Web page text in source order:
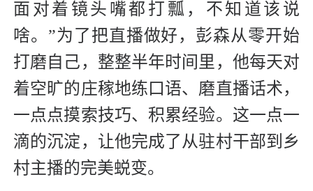
面对着镜头嘴都打瓢，不知道该说
啥。”为了把直播做好，彭森从零开始
打磨自己，整整半年时间里，他每天对
着空旷的庄稼地练口语、磨直播话术，
一点点摸索技巧、积累经验。这一点一
滴的沉淀，让他完成了从驻村干部到乡
村主播的完美蜕变。